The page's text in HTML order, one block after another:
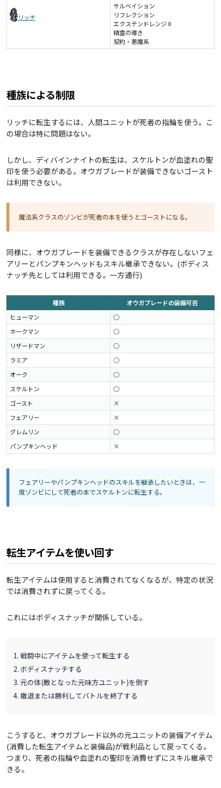
リッチ
サルベイション
リフレクション
エクステンドレンジ II
精霊の導き
契約・悪魔系
種族による制限
リッチに転生するには、人間ユニットが死者の指輪を使う。こ
の場合は特に問題はない。
しかし、ディバインナイトの転生は、スケルトンが血塗れの聖
印を使う必要がある。オウガブレードが装備できないゴースト
は利用できない。
魔法系クラスのゾンビが死者の本を使うとゴーストになる。
同様に、オウガブレードを装備できるクラスが存在しないフェ
アリーとパンプキンヘッドもスキル継承できない。(ボディス
ナッチ先としては利用できる。一方通行)
種族
オウガブレードの装備可否
ヒューマン
○
ホークマン
○
リザードマン
○
ラミア
○
オーク
○
スケルトン
○
ゴースト
×
フェアリー
×
グレムリン
○
パンプキンヘッド
×
フェアリーやパンプキンヘッドのスキルを継承したいときは、一
度ゾンビにして死者の本でスケルトンに転生する。
転生アイテムを使い回す
転生アイテムは使用すると消費されてなくなるが、特定の状況
では消費されずに戻ってくる。
これにはボディスナッチが関係している。
戦闘中にアイテムを使って転生する
ボディスナッチする
元の体(敵となった元味方ユニット)を倒す
撤退または勝利してバトルを終了する
こうすると、オウガブレード以外の元ユニットの装備アイテム
(消費した転生アイテムと装備品)が戦利品として戻ってくる。
つまり、死者の指輪や血塗れの聖印を消費せずにスキル継承で
きる。